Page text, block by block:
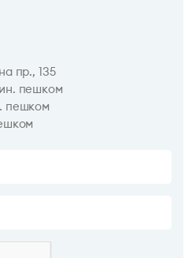
пр., 135
пешком
пешком